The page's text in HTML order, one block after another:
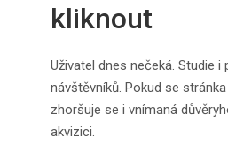
kliknout
Uživatel dnes nečeká. Studie
návštěvníků. Pokud se
zhoršuje se i vnímaná
akvizici.